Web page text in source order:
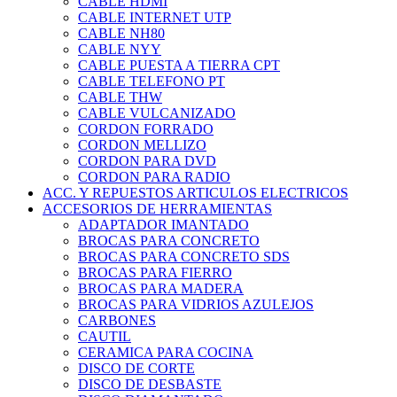
CABLE INTERNET UTP
CABLE NH80
CABLE NYY
CABLE PUESTA A TIERRA CPT
CABLE TELEFONO PT
CABLE THW
CABLE VULCANIZADO
CORDON FORRADO
CORDON MELLIZO
CORDON PARA DVD
CORDON PARA RADIO
ACC. Y REPUESTOS ARTICULOS ELECTRICOS
ACCESORIOS DE HERRAMIENTAS
ADAPTADOR IMANTADO
BROCAS PARA CONCRETO
BROCAS PARA CONCRETO SDS
BROCAS PARA FIERRO
BROCAS PARA MADERA
BROCAS PARA VIDRIOS AZULEJOS
CARBONES
CAUTIL
CERAMICA PARA COCINA
DISCO DE CORTE
DISCO DE DESBASTE